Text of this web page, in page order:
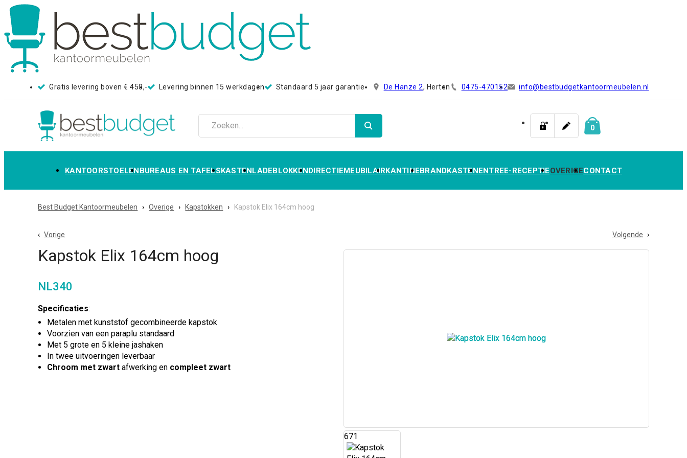
Gratis levering boven € 450,- Levering binnen 15 werkdagen Standaard 5 jaar garantie De Hanze 2, Herten 0475-470152 info@bestbudgetkantoormeubelen.nl
0
KANTOORSTOELENBUREAUS EN TAFELSKASTENLADEBLOKKENDIRECTIEMEUBILAIRKANTINEBRANDKASTENENTREE-RECEPTIEOVERIGECONTACT
Best Budget Kantoormeubelen › Overige › Kapstokken › Kapstok Elix 164cm hoog
Vorige Volgende
Kapstok Elix 164cm hoog
NL340
Specificaties:
Metalen met kunststof gecombineerde kapstok
Voorzien van een paraplu standaard
Met 5 grote en 5 kleine jashaken
In twee uitvoeringen leverbaar
Chroom met zwart afwerking en compleet zwart
671